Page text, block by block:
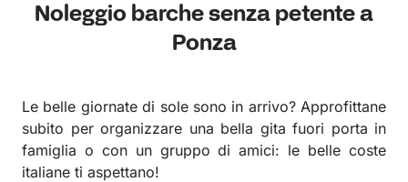
Noleggio barche senza petente a
Ponza
Le belle giornate di sole sono in arrivo? Approfittane
subito per organizzare una bella gita fuori porta in
famiglia o con un gruppo di amici: le belle coste
italiane ti aspettano!